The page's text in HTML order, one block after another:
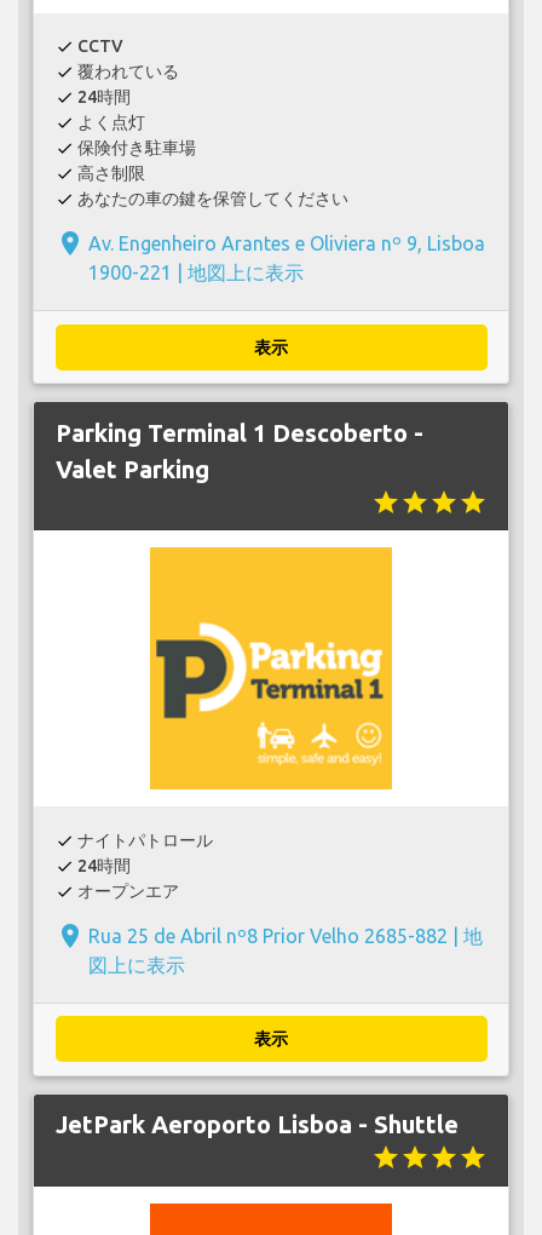
check CCTV
check 覆われている
check 24時間
check よく点灯
check 保険付き駐車場
check 高さ制限
check あなたの車の鍵を保管してください
place Av. Engenheiro Arantes e Oliviera nº 9, Lisboa
1900-221 | 地図上に表示
表示
Parking Terminal 1 Descoberto -
Valet Parking
starstarstarstar
check ナイトパトロール
check 24時間
check オープンエア
place Rua 25 de Abril nº8 Prior Velho 2685-882 | 地
図上に表示
表示
JetPark Aeroporto Lisboa - Shuttle
starstarstarstar